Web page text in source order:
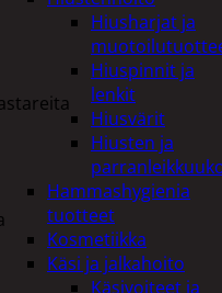
Hiusharjat ja
Hiuspinnit ja
lenkit
Hiusvärit
Hiusten ja
Hammashygienia
tuotteet
Kosmetiikka
Käsi ja jalkahoito
Käsivoiteet ja